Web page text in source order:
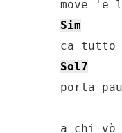
Sim
Sol7
porta
a chi vò